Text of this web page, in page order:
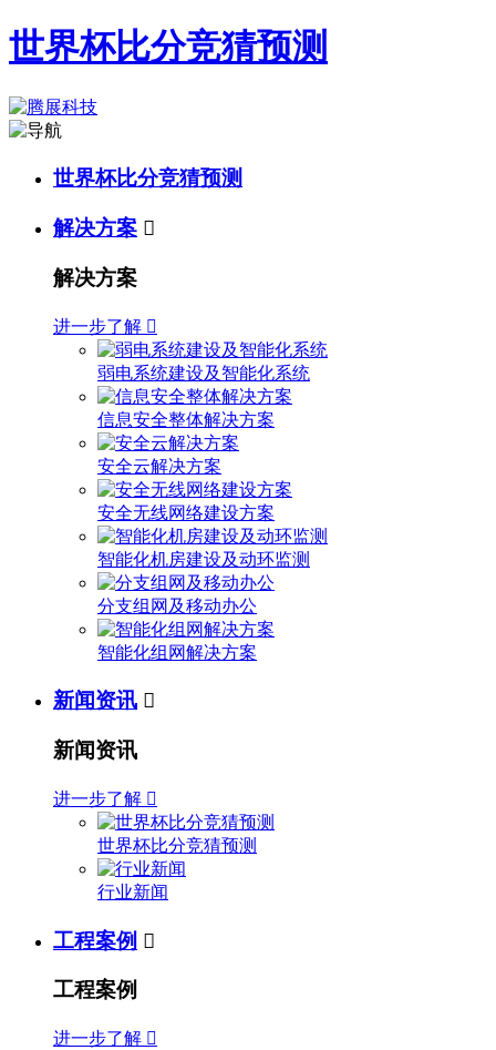
世界杯比分竞猜预测
世界杯比分竞猜预测
解决方案 
解决方案
进一步了解 
弱电系统建设及智能化系统
信息安全整体解决方案
安全云解决方案
安全无线网络建设方案
智能化机房建设及动环监测
分支组网及移动办公
智能化组网解决方案
新闻资讯 
新闻资讯
进一步了解 
世界杯比分竞猜预测
行业新闻
工程案例 
工程案例
进一步了解 